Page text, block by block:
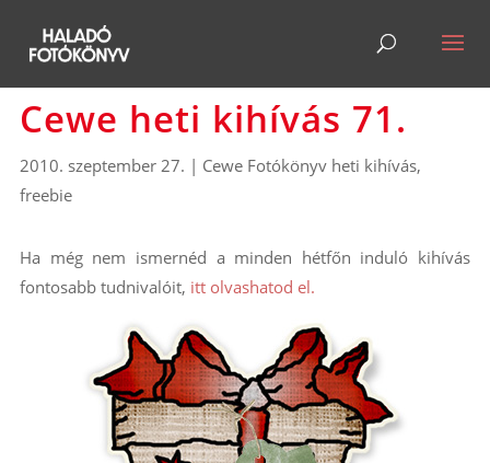
Cewe heti kihívás 71.
2010. szeptember 27. | Cewe Fotókönyv heti kihívás,
freebie
Ha még nem ismernéd a minden hétfőn induló kihívás
fontosabb tudnivalóit, itt olvashatod el.